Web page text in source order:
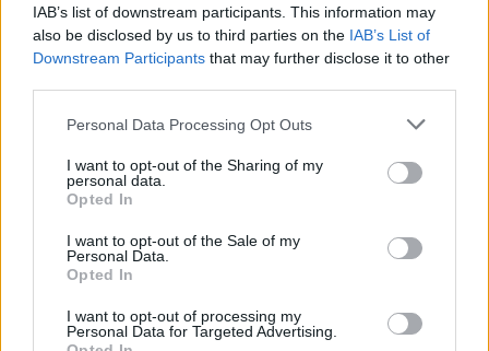
IAB’s list of downstream participants. This information may
also be disclosed by us to third parties on the IAB’s List of
Downstream Participants that may further disclose it to other
Personal Data Processing Opt Outs
I want to opt-out of the Sharing of my
personal data.
Opted In
I want to opt-out of the Sale of my
Personal Data.
Opted In
I want to opt-out of processing my
Personal Data for Targeted Advertising.
Ajax-talent Mohamed Abdalla schrijft Europese
geschiedenis
de basis bij FC Barcelona
Servische media vergelijken Ajax-talent Abdellah
Ouazane met Lionel Messi
Ajax zet grote stap richting volgende ronde na
ruime zege op Vojvodina
Dusan Tadic kijkt met bijzondere gevoelens naar